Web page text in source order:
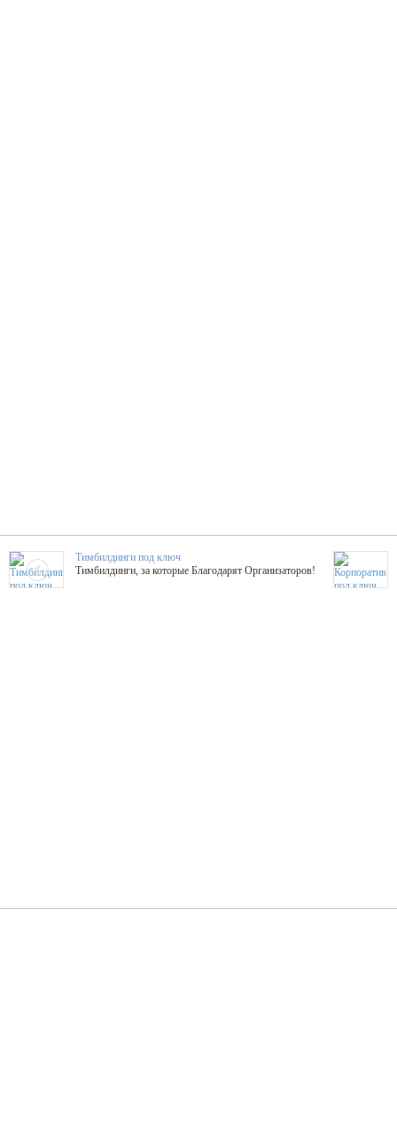
Тимбилдинги под ключ
Тимбилдинги, за которые Благодарят Организаторов!